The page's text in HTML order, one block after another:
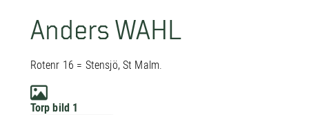
Anders WAHL
Rotenr 16 = Stensjö, St Malm.
Torp bild 1